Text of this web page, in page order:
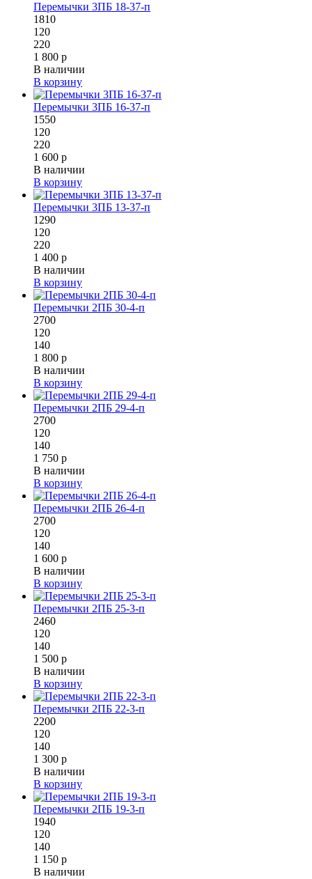
Перемычки 3ПБ 18-37-п
1810
120
220
1 800 р
В наличии
В корзину
Перемычки 3ПБ 16-37-п
1550
120
220
1 600 р
В наличии
В корзину
Перемычки 3ПБ 13-37-п
1290
120
220
1 400 р
В наличии
В корзину
Перемычки 2ПБ 30-4-п
2700
120
140
1 800 р
В наличии
В корзину
Перемычки 2ПБ 29-4-п
2700
120
140
1 750 р
В наличии
В корзину
Перемычки 2ПБ 26-4-п
2700
120
140
1 600 р
В наличии
В корзину
Перемычки 2ПБ 25-3-п
2460
120
140
1 500 р
В наличии
В корзину
Перемычки 2ПБ 22-3-п
2200
120
140
1 300 р
В наличии
В корзину
Перемычки 2ПБ 19-3-п
1940
120
140
1 150 р
В наличии